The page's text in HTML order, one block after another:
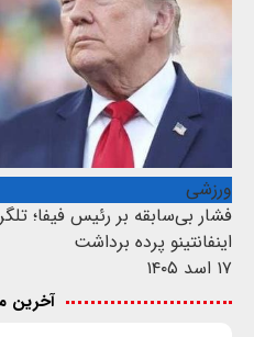
ورزشی
فشار بی‌سابقه بر رئیس فیفا؛
اینفانتینو پرده برداشت
۱۷ اسد ۱۴۰۵
آخرین